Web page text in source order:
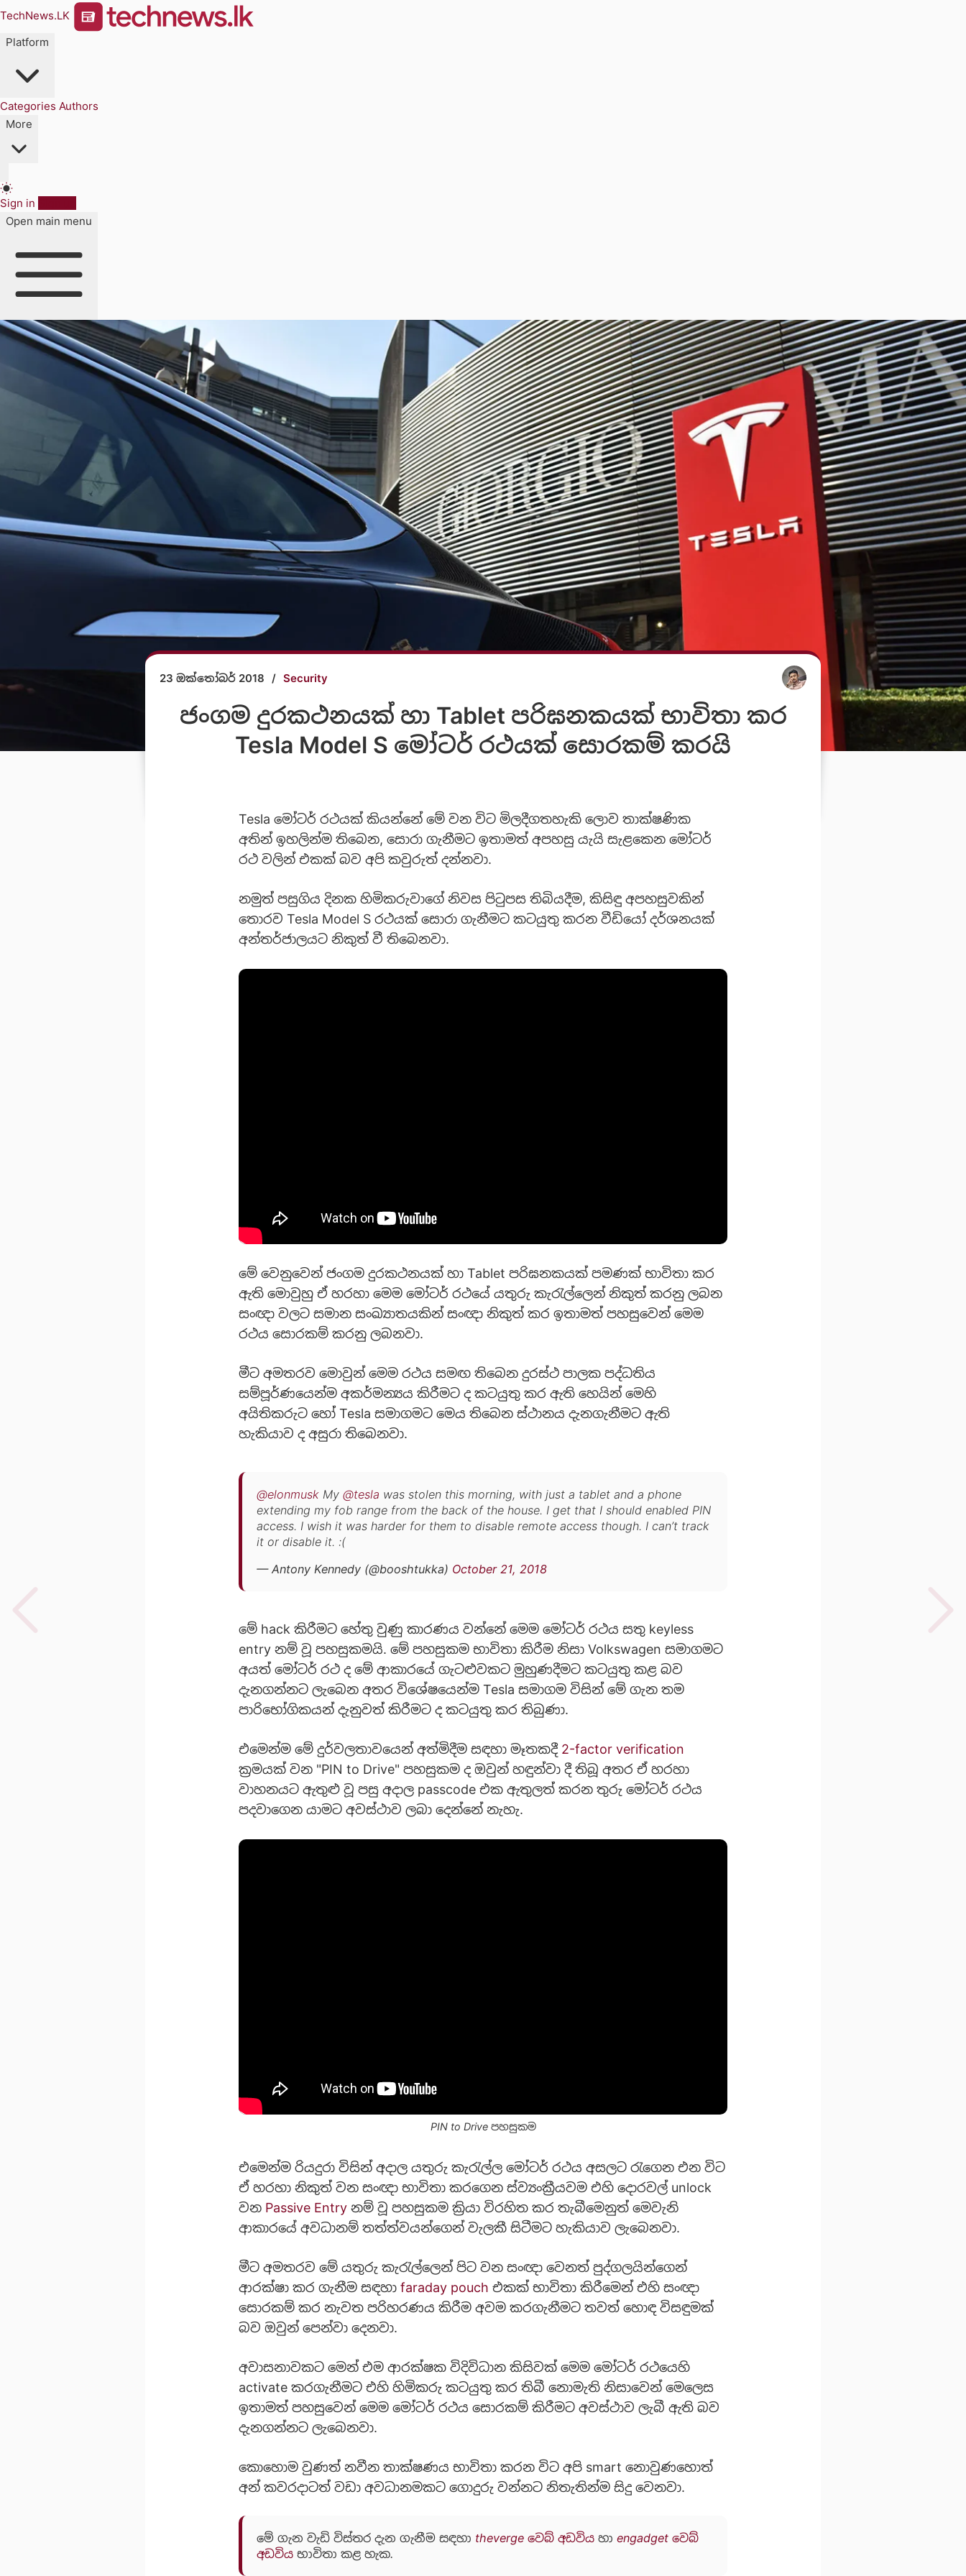
TechNews.LK
Platform
Categories Authors
More
Sign in
Open main menu
23 ඔක්තෝබර් 2018 / Security
ජංගම දුරකථනයක් හා Tablet පරිඝනකයක් භාවිතා කර
Tesla Model S මෝටර් රථයක් සොරකම් කරයි
Tesla මෝටර් රථයක් කියන්නේ මේ වන විට මිලදීගතහැකි ලොව තාක්ෂණික
අතින් ඉහලින්ම තිබෙන, සොරා ගැනීමට ඉතාමත් අපහසු යැයි සැළකෙන මෝටර්
රථ වලින් එකක් බව අපි කවුරුත් දන්නවා.
නමුත් පසුගිය දිනක හිමිකරුවාගේ නිවස පිටුපස තිබියදීම, කිසිඳු අපහසුවකින්
තොරව Tesla Model S රථයක් සොරා ගැනීමට කටයුතු කරන වීඩියෝ දර්ශනයක්
අන්තර්ජාලයට නිකුත් වී තිබෙනවා.
මේ වෙනුවෙන් ජංගම දුරකථනයක් හා Tablet පරිඝනකයක් පමණක් භාවිතා කර
ඇති මොවුහු ඒ හරහා මෙම මෝටර් රථයේ යතුරු කැරැල්ලෙන් නිකුත් කරනු ලබන
සංඥා වලට සමාන සංඛ්‍යාතයකින් සංඥා නිකුත් කර ඉතාමත් පහසුවෙන් මෙම
රථය සොරකම් කරනු ලබනවා.
මීට අමතරව මොවුන් මෙම රථය සමඟ තිබෙන දුරස්ථ පාලක පද්ධතිය
සම්පූර්ණයෙන්ම අකර්මන්‍යය කිරීමට ද කටයුතු කර ඇති හෙයින් මෙහි
අයිතිකරුට හෝ Tesla සමාගමට මෙය තිබෙන ස්ථානය දැනගැනීමට ඇති
හැකියාව ද අසුරා තිබෙනවා.
@elonmusk My @tesla was stolen this morning, with just a tablet and a phone
extending my fob range from the back of the house. I get that I should enabled PIN
access. I wish it was harder for them to disable remote access though. I can’t track
it or disable it. :(
— Antony Kennedy (@booshtukka) October 21, 2018
මේ hack කිරීමට හේතු වුණු කාරණය වන්නේ මෙම මෝටර් රථය සතු keyless
entry නම් වූ පහසුකමයි. මේ පහසුකම භාවිතා කිරීම නිසා Volkswagen සමාගමට
අයත් මෝටර් රථ ද මේ ආකාරයේ ගැටළුවකට මුහුණදීමට කටයුතු කළ බව
දැනගන්නට ලැබෙන අතර විශේෂයෙන්ම Tesla සමාගම විසින් මේ ගැන තම
පාරිභෝගිකයන් දැනුවත් කිරීමට ද කටයුතු කර තිබුණා.
එමෙන්ම මේ දුර්වලතාවයෙන් අත්මිදීම සඳහා මෑතකදී 2-factor verification
ක්‍රමයක් වන "PIN to Drive" පහසුකම ද ඔවුන් හඳුන්වා දී තිබූ අතර ඒ හරහා
වාහනයට ඇතුළු වූ පසු අදාල passcode එක ඇතුලත් කරන තුරු මෝටර් රථය
පදවාගෙන යාමට අවස්ථාව ලබා දෙන්නේ නැහැ.
PIN to Drive පහසුකම
එමෙන්ම රියදුරා විසින් අදාල යතුරු කැරැල්ල මෝටර් රථය අසලට රැගෙන එන විට
ඒ හරහා නිකුත් වන සංඥා භාවිතා කරගෙන ස්ව්‍යංක්‍රීයවම එහි දොරවල් unlock
වන Passive Entry නම් වූ පහසුකම ක්‍රියා විරහිත කර තැබීමෙනුත් මෙවැනි
ආකාරයේ අවධානම් තත්ත්වයන්ගෙන් වැලකී සිටීමට හැකියාව ලැබෙනවා.
මීට අමතරව මේ යතුරු කැරැල්ලෙන් පිට වන සංඥා වෙනත් පුද්ගලයින්ගෙන්
ආරක්ෂා කර ගැනීම සඳහා faraday pouch එකක් භාවිතා කිරීමෙන් එහි සංඥා
සොරකම් කර නැවත පරිහරණය කිරීම අවම කරගැනීමට තවත් හොඳ විසඳුමක්
බව ඔවුන් පෙන්වා දෙනවා.
අවාසනාවකට මෙන් එම ආරක්ෂක විදිවිධාන කිසිවක් මෙම මෝටර් රථයෙහි
activate කරගැනීමට එහි හිමිකරු කටයුතු කර තිබී නොමැති නිසාවෙන් මෙලෙස
ඉතාමත් පහසුවෙන් මෙම මෝටර් රථය සොරකම් කිරීමට අවස්ථාව ලැබී ඇති බව
දැනගන්නට ලැබෙනවා.
කොහොම වුණත් නවීන තාක්ෂණය භාවිතා කරන විට අපි smart නොවුණහොත්
අන් කවරදාටත් වඩා අවධානමකට ගොදුරු වන්නට නිතැතින්ම සිදු වෙනවා.
මේ ගැන වැඩි විස්තර දැන ගැනීම සඳහා theverge වෙබ් අඩවිය හා engadget වෙබ්
අඩවිය භාවිතා කළ හැක.